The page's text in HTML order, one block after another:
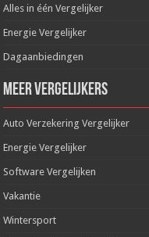
Alles in één Vergelijker
Energie Vergelijker
Dagaanbiedingen
Meer Vergelijkers
Auto Verzekering Vergelijker
Energie Vergelijker
Software Vergelijken
Vakantie
Wintersport